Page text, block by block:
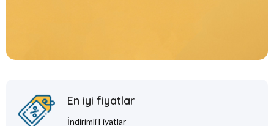
En iyi fiyatlar
İndirimli Fiyatlar